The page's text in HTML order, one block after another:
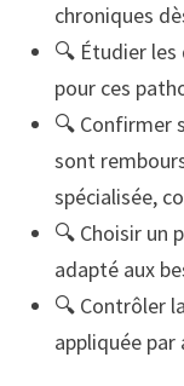
chroniques
🔍 Étudier les
pour ces
🔍 Confirmer
sont
spécialisée,
🔍 Choisir un
adapté aux
🔍 Contrôler
appliquée